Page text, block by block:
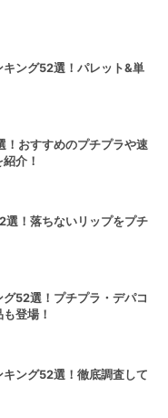
ング52選！パレット&単
！おすすめのプチプラや速
介！
選！落ちないリップをプチ
52選！プチプラ・デパコ
登場！
ング52選！徹底調査して